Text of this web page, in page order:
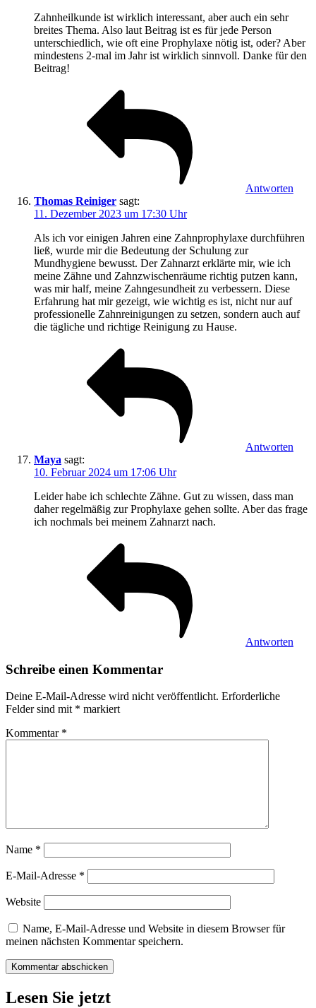
Zahnheilkunde ist wirklich interessant, aber auch ein sehr
breites Thema. Also laut Beitrag ist es für jede Person
unterschiedlich, wie oft eine Prophylaxe nötig ist, oder? Aber
mindestens 2-mal im Jahr ist wirklich sinnvoll. Danke für den
Beitrag!
Antworten
Thomas Reiniger sagt:
11. Dezember 2023 um 17:30 Uhr
Als ich vor einigen Jahren eine Zahnprophylaxe durchführen
ließ, wurde mir die Bedeutung der Schulung zur
Mundhygiene bewusst. Der Zahnarzt erklärte mir, wie ich
meine Zähne und Zahnzwischenräume richtig putzen kann,
was mir half, meine Zahngesundheit zu verbessern. Diese
Erfahrung hat mir gezeigt, wie wichtig es ist, nicht nur auf
professionelle Zahnreinigungen zu setzen, sondern auch auf
die tägliche und richtige Reinigung zu Hause.
Antworten
Maya sagt:
10. Februar 2024 um 17:06 Uhr
Leider habe ich schlechte Zähne. Gut zu wissen, dass man
daher regelmäßig zur Prophylaxe gehen sollte. Aber das frage
ich nochmals bei meinem Zahnarzt nach.
Antworten
Schreibe einen Kommentar
Deine E-Mail-Adresse wird nicht veröffentlicht. Erforderliche
Felder sind mit * markiert
Kommentar *
Name *
E-Mail-Adresse *
Website
Name, E-Mail-Adresse und Website in diesem Browser für
meinen nächsten Kommentar speichern.
Lesen Sie jetzt